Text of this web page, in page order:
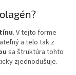
. V tejto forme
a telo tak z
sa štruktúra tohto
zjednodušuje.